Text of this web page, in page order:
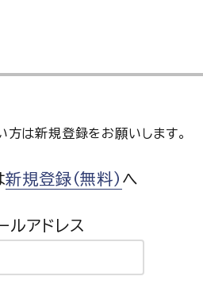
方は新規登録をお願いします。
新規登録（無料） へ
アドレス